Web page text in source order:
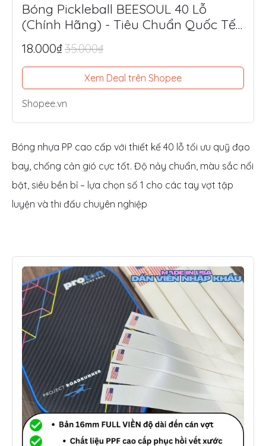
Bóng Pickleball BEESOUL 40 Lỗ
(Chính Hãng) - Tiêu Chuẩn Quốc Tế,
Chuyên Thi Đấu & Tập Luyện Ngoài
Trời
18.000₫35.000₫
Xem Deal trên Shopee
Shopee.vn
Bóng nhựa PP cao cấp với thiết kế 40 lỗ tối ưu quỹ đạo
bay, chống cản gió cực tốt. Độ nảy chuẩn, màu sắc nổi
bật, siêu bền bỉ – lựa chọn số 1 cho các tay vợt tập
luyện và thi đấu chuyên nghiệp